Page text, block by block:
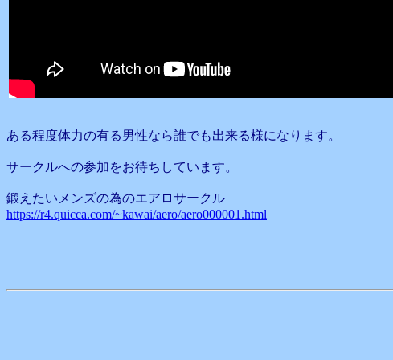
ある程度体力の有る男性なら誰でも出来る様になります。
サークルへの参加をお待ちしています。
鍛えたいメンズの為のエアロサークル
https://r4.quicca.com/~kawai/aero/aero000001.html